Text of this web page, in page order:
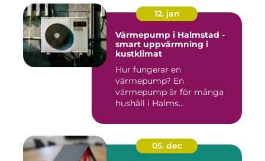
12. jan
Värmepump i Halmstad -
smart uppvärmning i
kustklimat
Hur fungerar en
värmepump? En
värmepump är för många
hushåll i Halms...
05. dec